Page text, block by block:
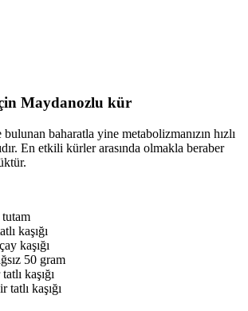
Maydanozlu kür
baharatla yine metabolizmanızın hızlı
En etkili kürler arasında olmakla beraber
kaşığı
kaşığı
50 gram
kaşığı
tatlı kaşığı